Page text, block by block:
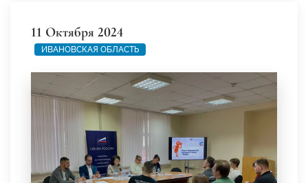
11 Октября 2024
ИВАНОВСКАЯ ОБЛАСТЬ